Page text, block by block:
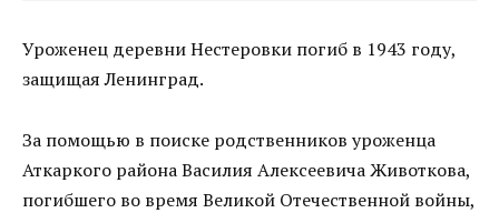
Уроженец деревни Нестеровки погиб в 1943 году,
защищая Ленинград.
За помощью в поиске родственников уроженца
Аткаркого района Василия Алексеевича Животкова,
погибшего во время Великой Отечественной войны,